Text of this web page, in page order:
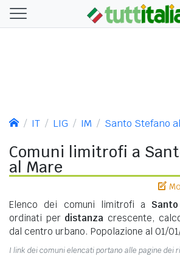
IT LIG IM Santo Stefano
Comuni limitrofi a
al Mare
Elenco dei comuni limitrofi a
ordinati per distanza crescente,
dal centro urbano. Popolazione al 01/
I link dei comuni elencati portano alle pagine dei